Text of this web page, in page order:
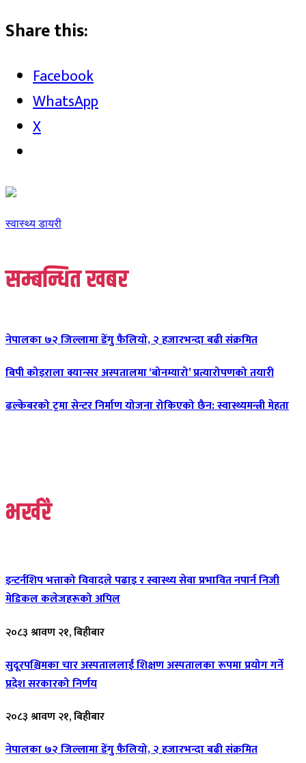
Share this:
Facebook
WhatsApp
X
स्वास्थ्य डायरी
सम्बन्धित खबर
नेपालका ७२ जिल्लामा डेंगु फैलियो, २ हजारभन्दा बढी संक्रमित
बिपी कोइराला क्यान्सर अस्पतालमा ‘बोनम्यारो’ प्रत्यारोपणको तयारी
ढल्केबरको ट्रमा सेन्टर निर्माण योजना रोकिएको छैन: स्वास्थ्यमन्त्री मेहता
भर्खरै
इन्टर्नशिप भत्ताको विवादले पढाइ र स्वास्थ्य सेवा प्रभावित नपार्न निजी
मेडिकल कलेजहरूको अपिल
२०८३ श्रावण २१, बिहीबार
सुदूरपश्चिमका चार अस्पताललाई शिक्षण अस्पतालका रूपमा प्रयोग गर्ने
प्रदेश सरकारको निर्णय
२०८३ श्रावण २१, बिहीबार
नेपालका ७२ जिल्लामा डेंगु फैलियो, २ हजारभन्दा बढी संक्रमित